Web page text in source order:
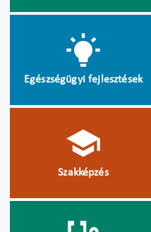
Egészségügyi fejlesztések
Szakképzés